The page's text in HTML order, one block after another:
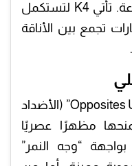
مع توفير خيارات محركات متنوعة. تأتي K4 لتستكمل
تجمع بين الأناقة
لغة تصميم “Opposites United” (الأضداد
مظهرًا عصريًا
بواجهة “وجه النمر”